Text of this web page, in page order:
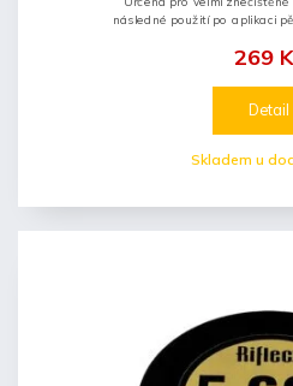
Skladem u
269
Detail
následné použití po aplikaci